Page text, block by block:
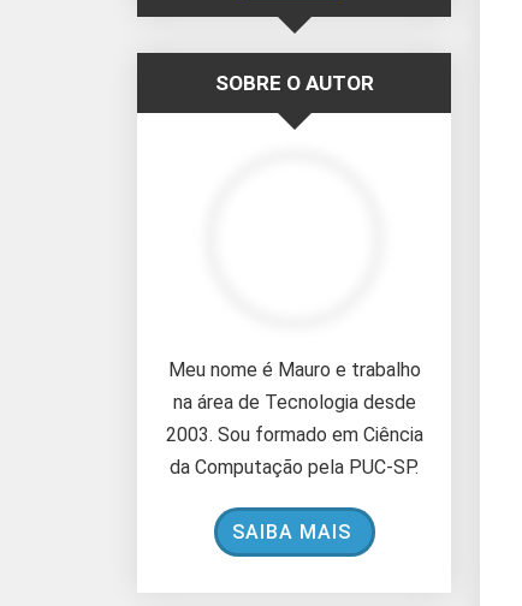
SOBRE O AUTOR
Meu nome é Mauro e trabalho
na área de Tecnologia desde
2003. Sou formado em Ciência
da Computação pela PUC-SP.
SAIBA MAIS